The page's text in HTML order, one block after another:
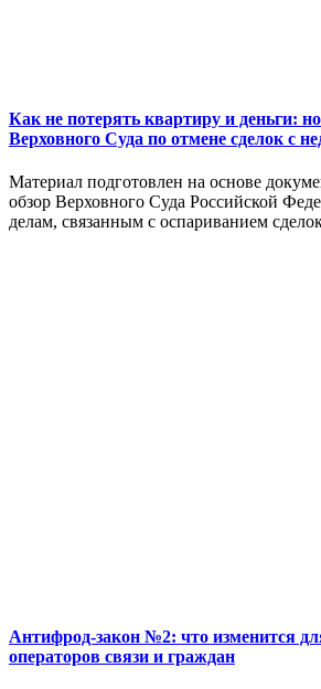
Как не потерять квартиру и деньги:
Верховного Суда по отмене сделок с
Материал подготовлен на основе
обзор Верховного Суда Российской
делам, связанным с оспариванием
Антифрод-закон №2: что изменится
операторов связи и граждан